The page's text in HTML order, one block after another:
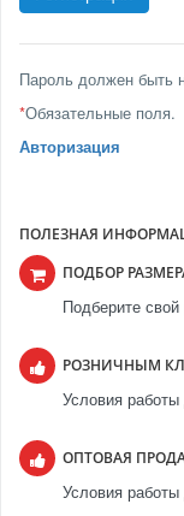
Пароль должен быть
*Обязательные поля.
Авторизация
ПОЛЕЗНАЯ
ПОДБОР
Подберите
РОЗНИЧНЫМ
Условия
ОПТОВАЯ
Условия